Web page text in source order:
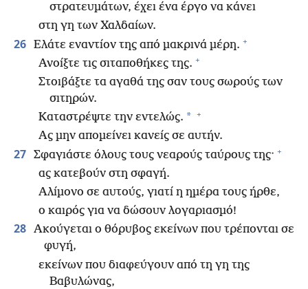
στρατευμάτων, έχει ένα έργο να κάνει
στη γη των Χαλδαίων.
26 Ελάτε εναντίον της από μακρινά μέρη. +
Ανοίξτε τις σιταποθήκες της. +
Στοιβάξτε τα αγαθά της σαν τους σωρούς των
σιτηρών.
Καταστρέψτε την εντελώς. * +
Ας μην απομείνει κανείς σε αυτήν.
27 Σφαγιάστε όλους τους νεαρούς ταύρους της· +
ας κατεβούν στη σφαγή.
Αλίμονο σε αυτούς, γιατί η ημέρα τους ήρθε,
ο καιρός για να δώσουν λογαριασμό!
28 Ακούγεται ο θόρυβος εκείνων που τρέπονται σε
φυγή,
εκείνων που διαφεύγουν από τη γη της
Βαβυλώνας,